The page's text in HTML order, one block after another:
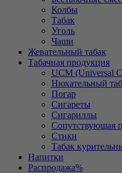
Колбы
Табак
Уголь
Чаши
Жевательный табак
Табачная продукция
UCM (Universal
Нюхательный
Погар
Сигареты
Сигариллы
Сопутствующая
Стики
Табак
Напитки
Распродажа%